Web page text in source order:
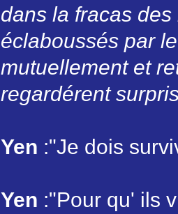
dans la fracas
éclaboussés par
mutuellement et
regardérent
Yen :"Je dois
Yen :"Pour qu' ils